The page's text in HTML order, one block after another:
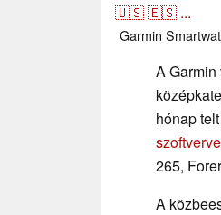
🇺🇸🇪🇸 ...
Garmin
A
hónap
265,
A